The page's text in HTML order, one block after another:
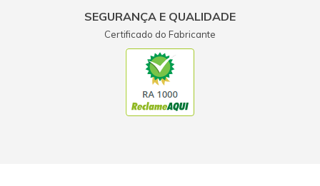
Prático e dá mais eficiência aí aspirador
12 janeiro 2019 - 05:49
WENDEL DOS SANTOS FURTADO
SEGURANÇA E QUALIDADE
Certificado do Fabricante